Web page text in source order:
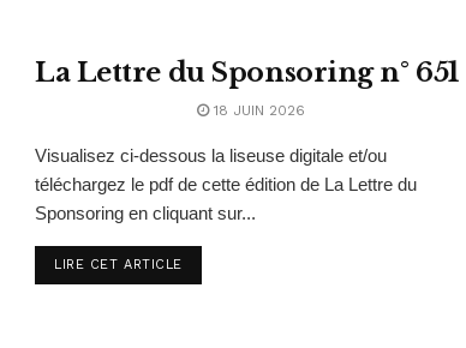
La Lettre du Sponsoring n° 651
18 JUIN 2026
Visualisez ci-dessous la liseuse digitale et/ou
téléchargez le pdf de cette édition de La Lettre du
Sponsoring en cliquant sur...
LIRE CET ARTICLE